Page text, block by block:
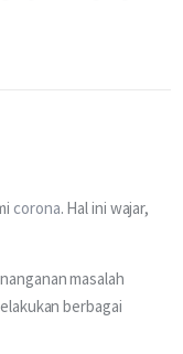
corona. Hal ini wajar,
masalah
berbagai